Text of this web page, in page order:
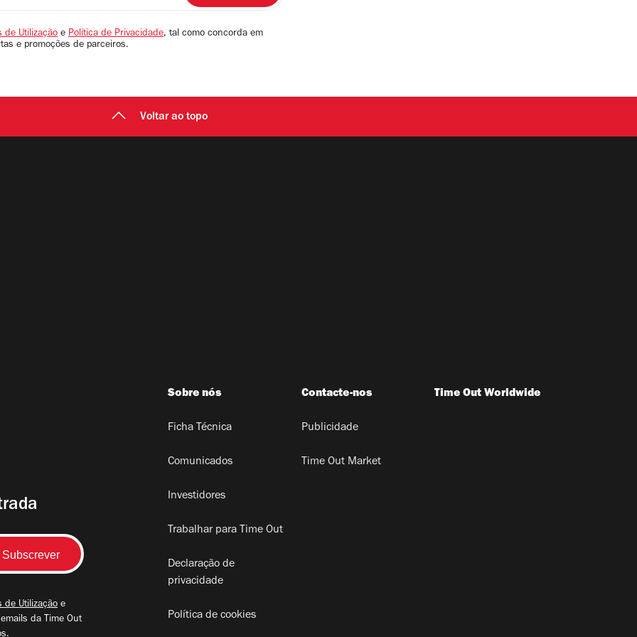
de Utilização e Política de Privacidade, tal como concorda em
e promoções de parceiros.
Voltar ao topo
de Utilização e
da Time Out
Sobre nós
Ficha Técnica
Comunicados
Investidores
Trabalhar para Time Out
Declaração de
privacidade
Política de cookies
Contacte-nos
Publicidade
Time Out Market
Time Out Worldwide